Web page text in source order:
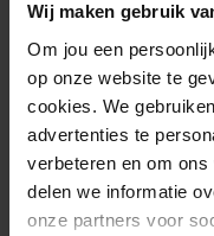
Wij maken gebruik
Om jou een
op onze website te
cookies. We
advertenties te
verbeteren en om
delen we informatie
onze partners voor
opslag.
Wil je meer of
probleem! We
voor 1, 2, 3, 9 of 12
Bekijkhieralle
flesverpakkingen.